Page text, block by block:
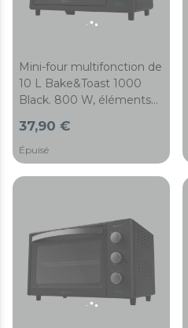
Mini-four multifonction de
10 L Bake&Toast 1000
Black. 800 W, éléments
minuterie, température
réglable, porte avec
double verre et finitions
37,90 €
Épuisé